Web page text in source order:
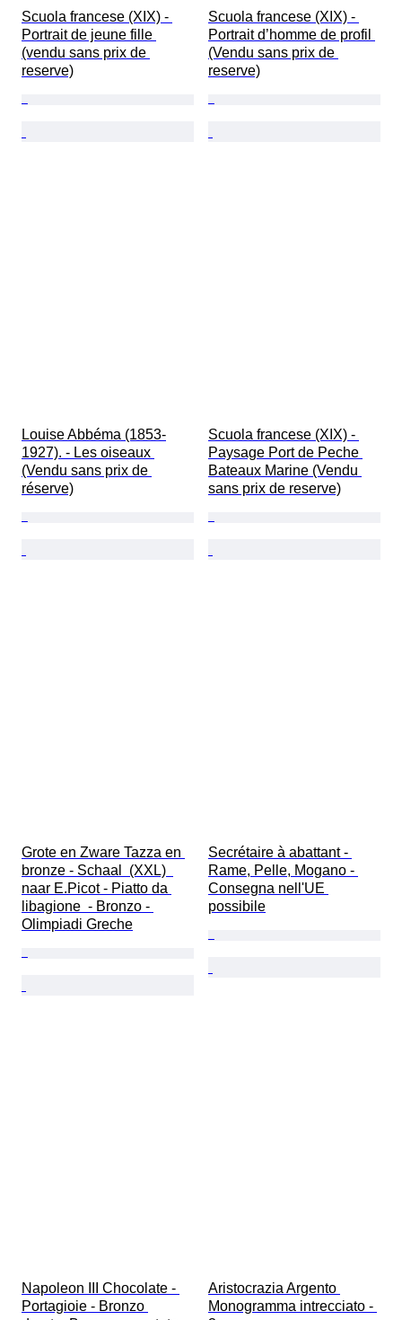
Scuola francese (XIX) -
Portrait de jeune fille
(vendu sans prix de
reserve)
Scuola francese (XIX) -
Portrait d’homme de profil
(Vendu sans prix de
reserve)
Louise Abbéma (1853-
1927). - Les oiseaux
(Vendu sans prix de
réserve)
Scuola francese (XIX) -
Paysage Port de Peche
Bateaux Marine (Vendu
sans prix de reserve)
Grote en Zware Tazza en
bronze - Schaal  (XXL)
naar E.Picot - Piatto da
libagione  - Bronzo -
Olimpiadi Greche
Secrétaire à abattant -
Rame, Pelle, Mogano -
Consegna nell'UE
possibile
Napoleon III Chocolate -
Portagioie - Bronzo
Aristocrazia Argento
Monogramma intrecciato -